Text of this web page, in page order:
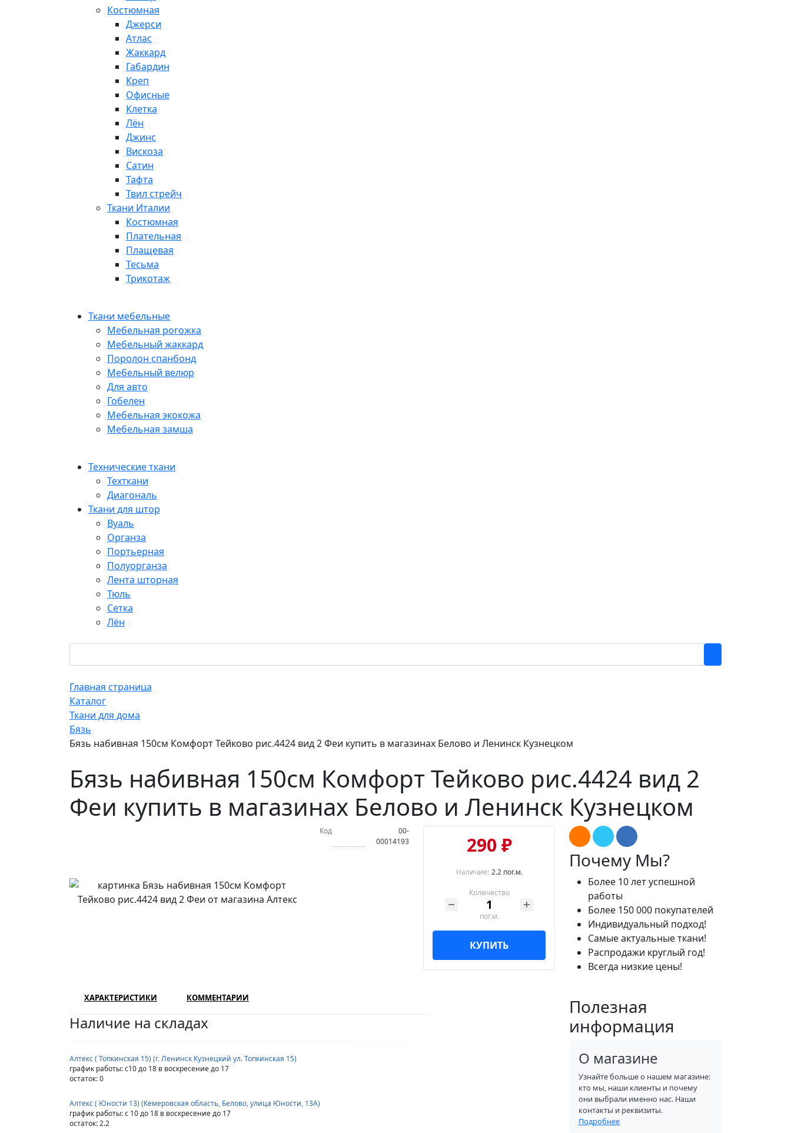
Костюмная
Джерси
Атлас
Жаккард
Габардин
Креп
Офисные
Клетка
Лён
Джинс
Вискоза
Сатин
Тафта
Твил стрейч
Ткани Италии
Костюмная
Плательная
Плащевая
Тесьма
Трикотаж
Ткани мебельные
Мебельная рогожка
Мебельный жаккард
Поролон спанбонд
Мебельный велюр
Для авто
Гобелен
Мебельная экокожа
Мебельная замша
Технические ткани
Техткани
Диагональ
Ткани для штор
Вуаль
Органза
Портьерная
Полуорганза
Лента шторная
Тюль
Сетка
Лён
Главная страница
Каталог
Ткани для дома
Бязь
Бязь набивная 150см Комфорт Тейково рис.4424 вид 2 Феи купить в магазинах Белово и Ленинск Кузнецком
Бязь набивная 150см Комфорт Тейково рис.4424 вид 2
Феи купить в магазинах Белово и Ленинск Кузнецком
Код
00-
00014193
290 ₽
Наличие: 2.2 пог.м.
Количество
пог.м.
КУПИТЬ
ХАРАКТЕРИСТИКИ КОММЕНТАРИИ
Наличие на складах
Алтекс ( Топкинская 15) (г. Ленинск Кузнецкий ул. Топкинская 15)
график работы: с10 до 18 в воскресение до 17
остаток:0
Алтекс ( Юности 13) (Кемеровская область, Белово, улица Юности, 13А)
график работы: с 10 до 18 в воскресение до 17
остаток:2.2
Почему Мы?
Более 10 лет успешной
работы
Более 150 000 покупателей
Индивидуальный подход!
Самые актуальные ткани!
Распродажи круглый год!
Всегда низкие цены!
Полезная
информация
О магазине
Узнайте больше о нашем магазине:
кто мы, наши клиенты и почему
они выбрали именно нас. Наши
контакты и реквизиты.
Подробнее